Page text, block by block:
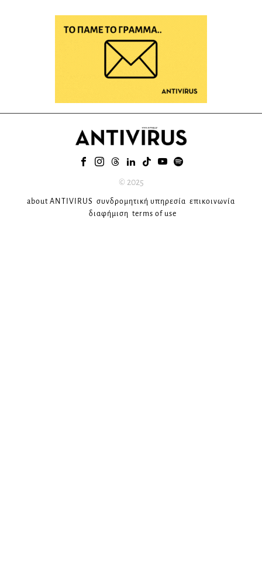
© 2025
about ANTIVIRUS συνδρομητική υπηρεσία επικοινωνία
διαφήμιση terms of use